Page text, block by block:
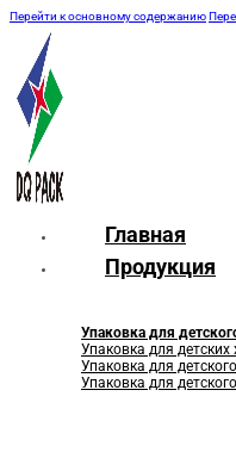
Перейти к основному содержанию
Главная
Продукция
Упаковка для
Упаковка для детских
Упаковка для
Упаковка для